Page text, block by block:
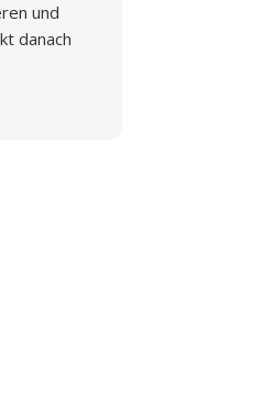
und
danach